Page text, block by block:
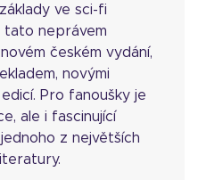
ve sci-fi
tato neprávem
českém vydání,
novými
Pro fanoušky je
ale i fascinující
z největších